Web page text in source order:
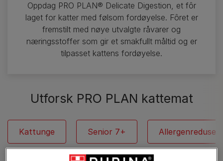
Oppdag PRO PLAN® Delicate Digestion, et fôr
laget for katter med følsom fordøyelse. Fôret er
fremstilt med nøye utvalgte råvarer og
næringsstoffer som gir et smakfullt måltid og er
tilpasset kattens fordøyelse.
Utforsk PRO PLAN kattemat
Kattunge Senior 7+